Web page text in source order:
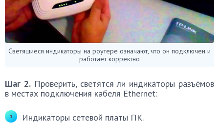
Светящиеся индикаторы на роутере означают, что он подключен и
работает корректно
Шаг 2.Проверить, светятся ли индикаторы разъёмов
в местах подключения кабеля Ethernet:
Индикаторы сетевой платы ПК.